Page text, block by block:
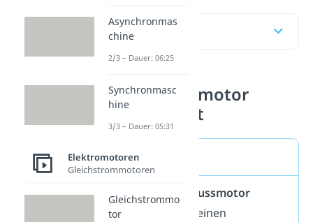
Inhaltsübersicht
Nebenschlussmotor
einfach erklärt
Merke
Bei dem
Nebenschlussmotor
handelt es sich um einen
Asynchronmas
chine
2/3 – Dauer: 06:25
Synchronmasc
hine
3/3 – Dauer: 05:31
Elektromotoren
Gleichstrommotoren
Gleichstrommo
tor